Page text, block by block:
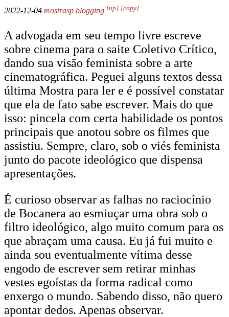
2022-12-04 mostrasp blogging [up] [copy]
A advogada em seu tempo livre escreve
sobre cinema para o saite Coletivo Crítico,
dando sua visão feminista sobre a arte
cinematográfica. Peguei alguns textos dessa
última Mostra para ler e é possível constatar
que ela de fato sabe escrever. Mais do que
isso: pincela com certa habilidade os pontos
principais que anotou sobre os filmes que
assistiu. Sempre, claro, sob o viés feminista
junto do pacote ideológico que dispensa
apresentações.
É curioso observar as falhas no raciocínio
de Bocanera ao esmiuçar uma obra sob o
filtro ideológico, algo muito comum para os
que abraçam uma causa. Eu já fui muito e
ainda sou eventualmente vítima desse
engodo de escrever sem retirar minhas
vestes egoístas da forma radical como
enxergo o mundo. Sabendo disso, não quero
apontar dedos. Apenas observar.